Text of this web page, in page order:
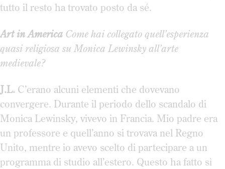
tutto il resto ha trovato posto da sé.
Art in America Come hai collegato quell’esperienza
quasi religiosa su Monica Lewinsky all’arte
medievale?
J.L. C’erano alcuni elementi che dovevano
convergere. Durante il periodo dello scandalo di
Monica Lewinsky, vivevo in Francia. Mio padre era
un professore e quell’anno si trovava nel Regno
Unito, mentre io avevo scelto di partecipare a un
programma di studio all’estero. Questo ha fatto sì